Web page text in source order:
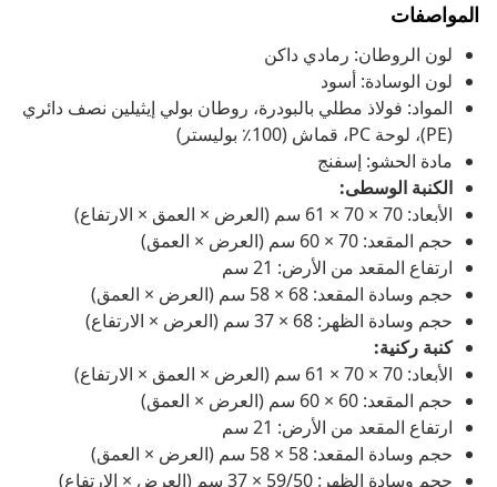
المواصفات
لون الروطان: رمادي داكن
لون الوسادة: أسود
المواد: فولاذ مطلي بالبودرة، روطان بولي إيثيلين نصف دائري
(PE)، لوحة PC، قماش (100٪ بوليستر)
مادة الحشو: إسفنج
الكنبة الوسطى:
الأبعاد: 70 × 70 × 61 سم (العرض × العمق × الارتفاع)
حجم المقعد: 70 × 60 سم (العرض × العمق)
ارتفاع المقعد من الأرض: 21 سم
حجم وسادة المقعد: 68 × 58 سم (العرض × العمق)
حجم وسادة الظهر: 68 × 37 سم (العرض × الارتفاع)
كنبة ركنية:
الأبعاد: 70 × 70 × 61 سم (العرض × العمق × الارتفاع)
حجم المقعد: 60 × 60 سم (العرض × العمق)
ارتفاع المقعد من الأرض: 21 سم
حجم وسادة المقعد: 58 × 58 سم (العرض × العمق)
حجم وسادة الظهر: 59/50 × 37 سم (العرض × الارتفاع)